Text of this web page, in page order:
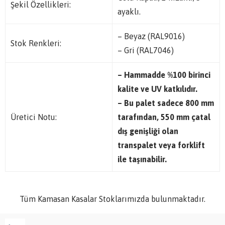
Şekil Özellikleri:
ayaklı.
Stok Renkleri:
– Beyaz (RAL9016)
– Gri (RAL7046)
Üretici Notu:
– Hammadde %100 birinci
kalite ve UV katkılıdır.
– Bu palet sadece 800 mm
tarafından, 550 mm çatal
dış genişliği olan
transpalet veya forklift
ile taşınabilir.
Tüm Kamasan Kasalar Stoklarımızda bulunmaktadır.